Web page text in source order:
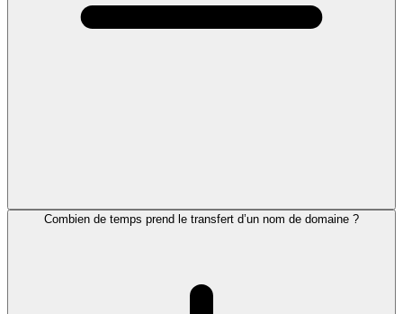
Combien de temps prend le transfert d’un nom de domaine ?